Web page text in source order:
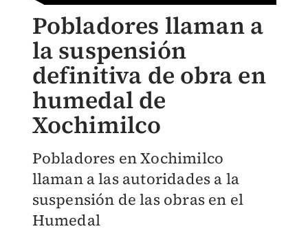
Pobladores llaman a
la suspensión
definitiva de obra en
humedal de
Xochimilco
Pobladores en Xochimilco
llaman a las autoridades a la
suspensión de las obras en el
Humedal